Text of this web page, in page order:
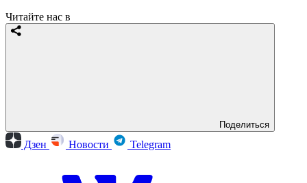
Читайте нас в
Поделиться
Дзен Новости Telegram